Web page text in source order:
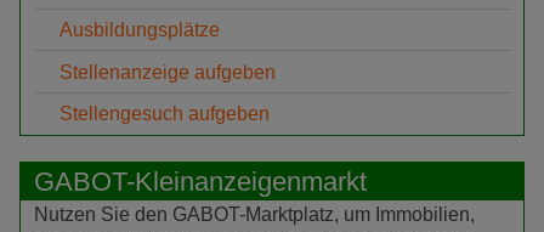
Ausbildungsplätze
Stellenanzeige aufgeben
Stellengesuch aufgeben
GABOT-Kleinanzeigenmarkt
Nutzen Sie den GABOT-Marktplatz, um Immobilien,